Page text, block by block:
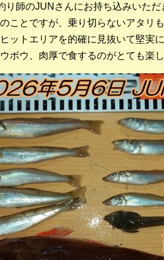
り師のJUNさんにお持ち込みいた
ことですが、乗り切らないアタリ
ットエリアを的確に見抜いて堅実
ボウ、肉厚で食するのがとても楽